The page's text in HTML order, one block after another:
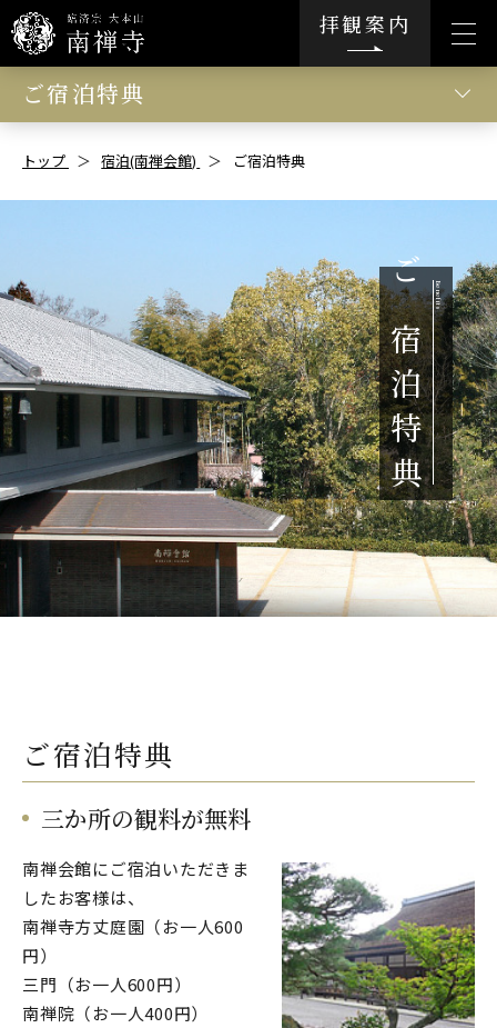
拝観案内
トップ 宿泊(南禅会館) ご宿泊特典
ご
宿
泊
特
典
ご宿泊特典
三か所の観料が無料
南禅会館にご宿泊いただきま
したお客様は、
南禅寺方丈庭園（お一人600
円）
三門（お一人600円）
南禅院（お一人400円）
ご宿泊特典